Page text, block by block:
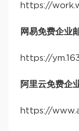
https://
网易免费企业
https://
阿里云免费企
https://